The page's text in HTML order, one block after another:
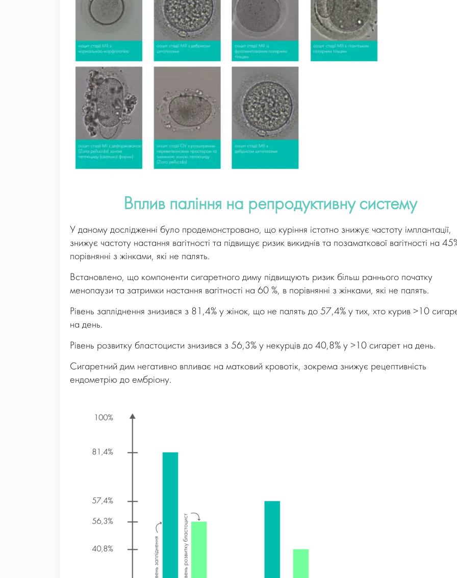
Вплив паління на репродуктивну систему
У даному дослідженні було продемонстровано, що куріння істотно знижує частоту імплантації,
знижує частоту настання вагітності та підвищує ризик викиднів та позаматкової вагітності на
порівнянні з жінками, які не палять.
Встановлено, що компоненти сигаретного диму підвищують ризик більш раннього початку
менопаузи та затримки настання вагітності на 60 %, в порівнянні з жінками, які не палять.
Рівень запліднення знизився з 81,4% у жінок, що не палять до 57,4% у тих, хто курив >10
на день.
Рівень розвитку бластоцисти знизився з 56,3% у некурців до 40,8% у >10 сигарет на день.
Сигаретний дим негативно впливає на матковий кровотік, зокрема знижує рецептивність
ендометрію до ембріону.